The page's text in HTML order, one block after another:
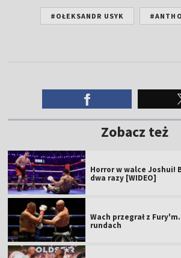
#OŁEKSANDR USYK
Zobacz też
Horror w walce Joshui!
dwa razy [WIDEO]
Wach przegrał z
rundach